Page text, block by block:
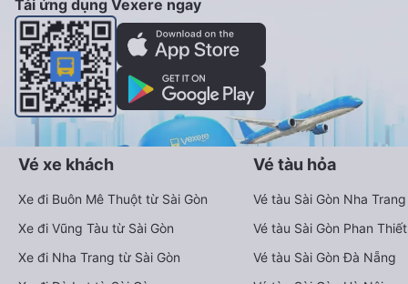
Tải ứng dụng Vexere ngay
Vé xe khách
Xe đi Buôn Mê Thuột từ Sài Gòn
Xe đi Vũng Tàu từ Sài Gòn
Xe đi Nha Trang từ Sài Gòn
Vé tàu hỏa
Vé tàu Sài Gòn Nha Trang
Vé tàu Sài Gòn Phan Thiết
Vé tàu Sài Gòn Đà Nẵng